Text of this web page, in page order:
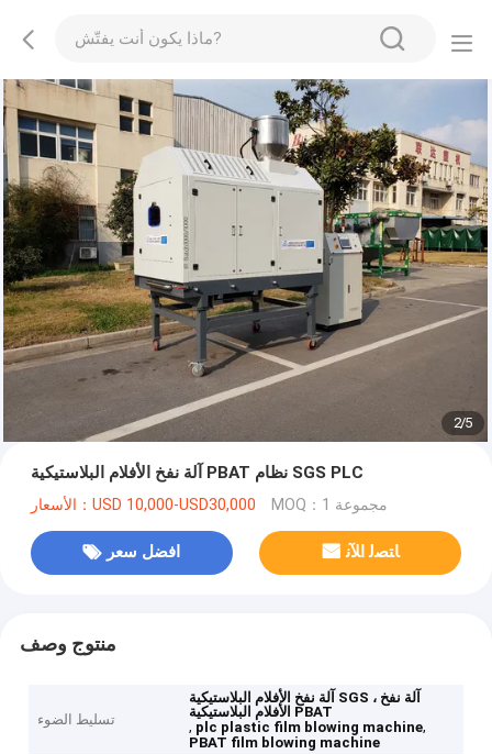
2/5
آلة نفخ الأفلام البلاستيكية PBAT نظام SGS PLC
الأسعار：USD 10,000-USD30,000 MOQ：1 مجموعة
افضل سعر ﺎﺘﺼﻟ ﺍﻶﻧ
منتوج وصف
تسليط الضوء
آلة نفخ الأفلام البلاستيكية SGS ، آلة نفخ
الأفلام البلاستيكية PBAT
, plc plastic film blowing machine,
PBAT film blowing machine